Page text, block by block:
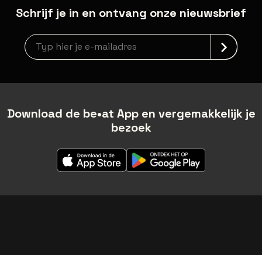
Schrijf je in en ontvang onze nieuwsbrief
Nieuwsbrief aanmelding
Download de be•at App en vergemakkelijk je
bezoek